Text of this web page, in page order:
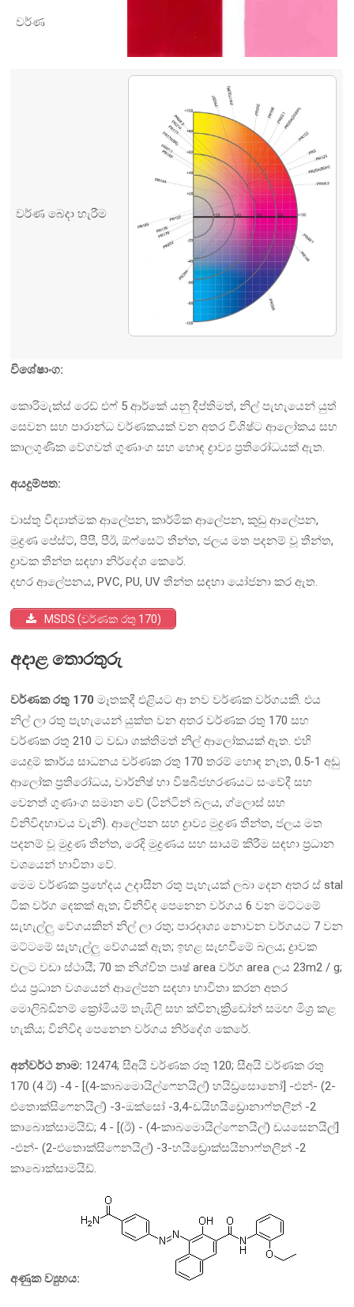
වර්ණ
වර්ණ බෙදා හැරීම
විශේෂාංග:
කොරිමැක්ස් රෙඩ් එෆ් 5 ආර්කේ යනු දීප්තිමත්, නිල් පැහැයෙන් යුත්
සෙවන සහ පාරාන්ධ වර්ණකයක් වන අතර විශිෂ්ට ආලෝකය සහ
කාලගුණික වේගවත් ගුණාංග සහ හොඳ ද්‍රාව්‍ය ප්‍රතිරෝධයක් ඇත.
අයදුම්පත:
වාස්තු විද්‍යාත්මක ආලේපන, කාර්මික ආලේපන, කුඩු ආලේපන,
මුද්‍රණ පේස්ට්, පීපී, පීඊ, ඕෆ්සෙට් තීන්ත, ජලය මත පදනම් වූ තීන්ත,
ද්‍රාවක තීන්ත සඳහා නිර්දේශ කෙරේ.
දඟර ආලේපනය, PVC, PU, UV තීන්ත සඳහා යෝජනා කර ඇත.
MSDS (වර්ණක රතු 170)
අදාළ තොරතුරු
වර්ණක රතු 170 මෑතකදී එළියට ආ නව වර්ණක වර්ගයකි. එය
නිල් ලා රතු පැහැයෙන් යුක්ත වන අතර වර්ණක රතු 170 සහ
වර්ණක රතු 210 ට වඩා ශක්තිමත් නිල් ආලෝකයක් ඇත. එහි
යෙදුම් කාර්ය සාධනය වර්ණක රතු 170 තරම් හොඳ නැත, 0.5-1 අඩු
ආලෝක ප්‍රතිරෝධය, වාර්නිෂ් හා විෂබීජහරණයට සංවේදී සහ
වෙනත් ගුණාංග සමාන වේ (ටින්ටින් බලය, ග්ලොස් සහ
විනිවිදභාවය වැනි). ආලේපන සහ ද්‍රාව්‍ය මුද්‍රණ තීන්ත, ජලය මත
පදනම් වූ මුද්‍රණ තීන්ත, රෙදි මුද්‍රණය සහ සායම් කිරීම සඳහා ප්‍රධාන
වශයෙන් භාවිතා වේ.
මෙම වර්ණක ප්‍රභේදය උදාසීන රතු පැහැයක් ලබා දෙන අතර ස් stal
ටික වර්ග දෙකක් ඇත; විනිවිද පෙනෙන වර්ගය 6 වන මට්ටමේ
සැහැල්ලු වේගයකින් නිල් ලා රතු; පාරදෘශ්‍ය නොවන වර්ගයට 7 වන
මට්ටමේ සැහැල්ලු වේගයක් ඇත; ඉහළ සැඟවීමේ බලය; ද්‍රාවක
වලට වඩා ස්ථායී; 70 ක නිශ්චිත පෘෂ් area වර්ග area ලය 23m2 / g;
එය ප්‍රධාන වශයෙන් ආලේපන සඳහා භාවිතා කරන අතර
මොලිබ්ඩිනම් ක්‍රෝමියම් තැඹිලි සහ ක්විනැක්‍රිඩෝන් සමඟ මිශ්‍ර කළ
හැකිය; විනිවිද පෙනෙන වර්ගය නිර්දේශ කෙරේ.
අන්වර්ථ නාම: 12474; සීඅයි වර්ණක රතු 120; සීඅයි වර්ණක රතු
170 (4 ඊ) -4 - [(4-කාබමොයිල්ෆෙනයිල්) හයිඩ්‍රසොනෝ] -එන්- (2-
එතොක්සිෆෙනයිල්) -3-ඔක්සෝ -3,4-ඩයිහයිඩ්‍රොනාෆ්තලීන් -2
කාබොක්සාමයිඩ්; 4 - [(ඊ) - (4-කාබමොයිල්ෆෙනයිල්) ඩයසෙනයිල්]
-එන්- (2-එතොක්සිෆෙනයිල්) -3-හයිඩ්‍රොක්සයිනාෆ්තලීන් -2
කාබොක්සාමයිඩ්.
අණුක ව්‍යුහය: